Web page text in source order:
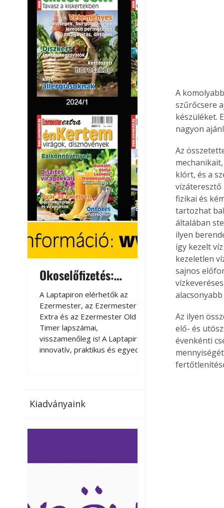
Okoselőfizetés:
Ezermester Extra
A Laptapiron elérhetők az
Ezermester, az Ezermester
Extra és az Ezermester Old
Timer lapszámai,
visszamenőleg is! A Laptapir új,
innovatív, praktikus és egyedi
az otthonában, útközben vagy
elérhetők lapszámaink. Bárhol,
Okoselőfizetés
A Laptapiron
Extra és az
Timer lapszámai,
visszamenőleg is! A
innovatív, praktikus
megoldás a
Kiadványaink
A
szűrőcsere
készüléket.
nagyon
Az
klórt, és a
vízáteresztő
fizikai és
tartozhat
általában
ilyen
így kezelt
kezeletlen
sajnos
Az ilyen
elő- és
évenkénti